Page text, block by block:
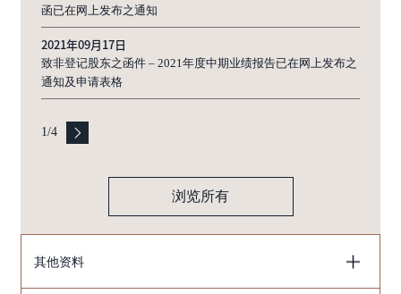
函已在网上发布之通知
2021年09月17日
致非登记股东之函件 – 2021年度中期业绩报告已在网上发布之
通知及申请表格
1/4
浏览所有
其他资料